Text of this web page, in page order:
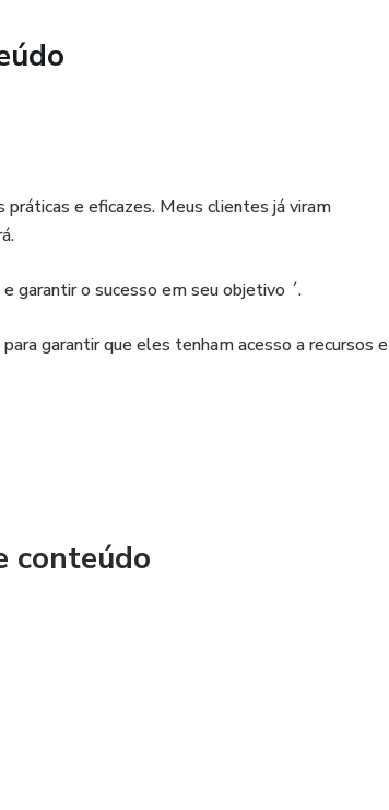
e eficazes. Meus clientes já viram
garantir o sucesso em seu objetivo ´.
garantir que eles tenham acesso a recursos e
conteúdo